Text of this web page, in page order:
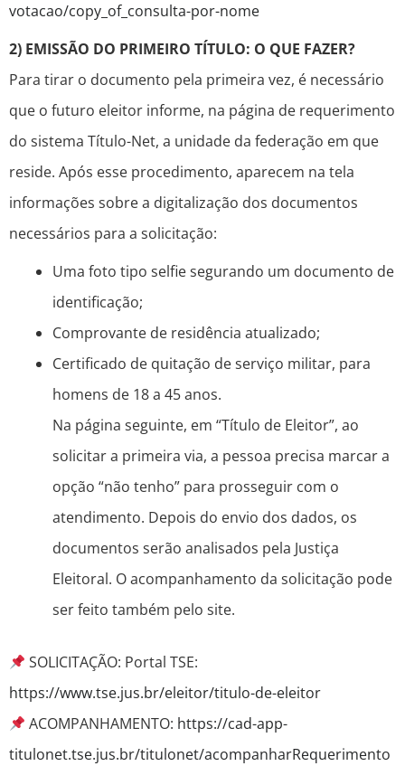
votacao/copy_of_consulta-por-nome
2) EMISSÃO DO PRIMEIRO TÍTULO: O QUE FAZER?
Para tirar o documento pela primeira vez, é necessário
que o futuro eleitor informe, na página de requerimento
do sistema Título-Net, a unidade da federação em que
reside. Após esse procedimento, aparecem na tela
informações sobre a digitalização dos documentos
necessários para a solicitação:
Uma foto tipo selfie segurando um documento de
identificação;
Comprovante de residência atualizado;
Certificado de quitação de serviço militar, para
homens de 18 a 45 anos.
Na página seguinte, em “Título de Eleitor”, ao
solicitar a primeira via, a pessoa precisa marcar a
opção “não tenho” para prosseguir com o
atendimento. Depois do envio dos dados, os
documentos serão analisados pela Justiça
Eleitoral. O acompanhamento da solicitação pode
ser feito também pelo site.
SOLICITAÇÃO: Portal TSE:
https://www.tse.jus.br/eleitor/titulo-de-eleitor
ACOMPANHAMENTO: https://cad-app-
titulonet.tse.jus.br/titulonet/acompanharRequerimento